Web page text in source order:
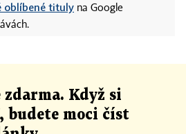
oblíbené tituly na Google
zdarma. Když si
budete moci číst